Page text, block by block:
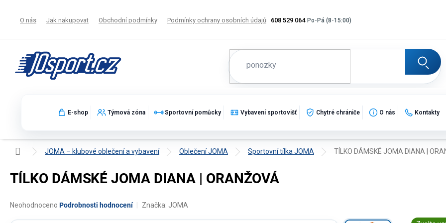
608 529 064
O nás Jak nakupovat Obchodní podmínky Podmínky ochrany osobních údajů Výměna, vrácení a reklamace zboží
E-shop Týmová zóna Sportovní pomůcky Vybavení sportovišť Chytré chrániče O nás Kontakty
Domů JOMA – klubové oblečení a vybavení Oblečení JOMA Sportovní tílka JOMA TÍLKO DÁMSKÉ JOMA DIANA |
TÍLKO DÁMSKÉ JOMA DIANA | ORANŽOVÁ
Průměrné
Neohodnoceno Podrobnosti hodnocení Značka: JOMA